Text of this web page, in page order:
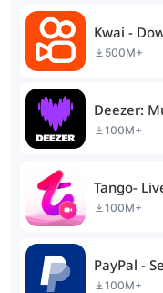
Kwai -
500M+
Deezer:
100M+
Tango-
100M+
PayPal -
100M+